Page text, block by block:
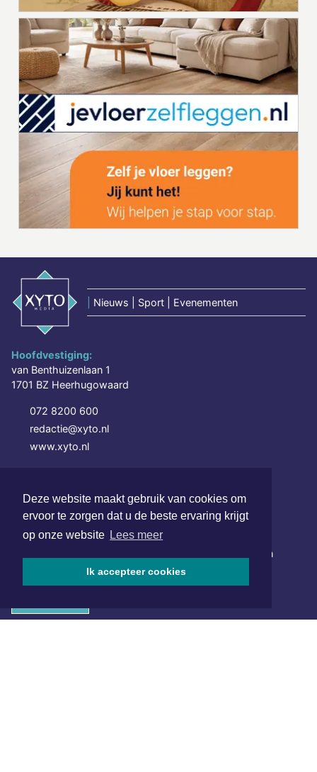
Deze website maakt gebruik van cookies om
ervoor te zorgen dat u de beste ervaring krijgt
op onze website Lees meer
Ik accepteer cookies
Nieuws | Sport | Evenementen
Hoofdvestiging:
van Benthuizenlaan 1
1701 BZ Heerhugowaard
072 8200 600
redactie@xyto.nl
www.xyto.nl
NIEUWSBRIEF AANMELDEN
Schrijf je in voor onze nieuwsbrief en krijg wekelijks een
samenvatting van alle gebeurtenissen uit jouw regio.